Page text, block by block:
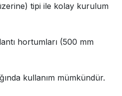
tipi ile kolay kurulum
hortumları (500 mm
kullanım mümkündür.